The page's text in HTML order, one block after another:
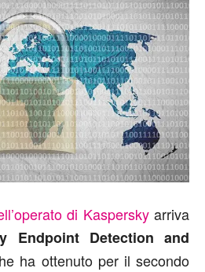
di Kasperskyarriva
Endpoint Detection and
ha ottenuto per il secondo